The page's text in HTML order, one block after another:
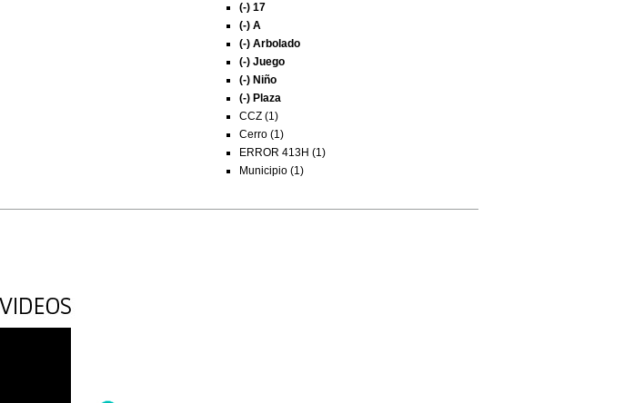
(-) 17
(-) A
(-) Arbolado
(-) Juego
(-) Niño
(-) Plaza
CCZ (1)
Cerro (1)
ERROR 413H (1)
Municipio (1)